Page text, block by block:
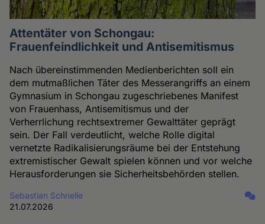
Attentäter von Schongau:
Frauenfeindlichkeit und Antisemitismus
Nach übereinstimmenden Medienberichten soll ein
dem mutmaßlichen Täter des Messerangriffs an einem
Gymnasium in Schongau zugeschriebenes Manifest
von Frauenhass, Antisemitismus und der
Verherrlichung rechtsextremer Gewalttäter geprägt
sein. Der Fall verdeutlicht, welche Rolle digital
vernetzte Radikalisierungsräume bei der Entstehung
extremistischer Gewalt spielen können und vor welche
Herausforderungen sie Sicherheitsbehörden stellen.
Sebastian Schnelle
21.07.2026